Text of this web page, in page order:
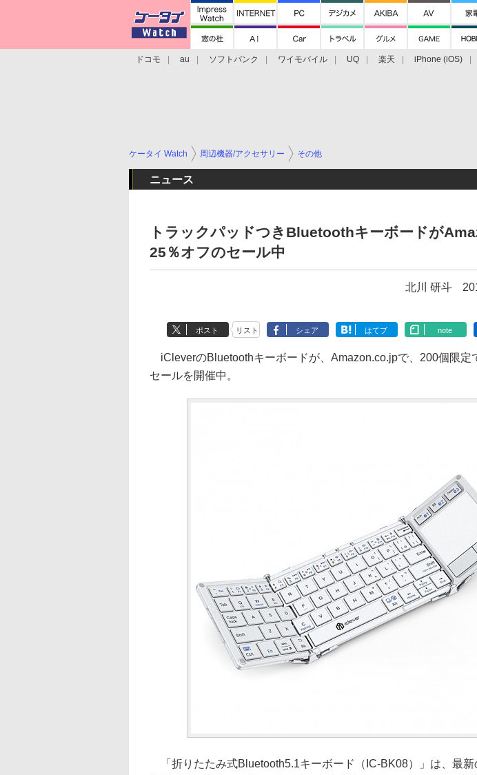
ドコモ au ソフトバンク ワイモバイル UQ 楽天 iPhone (iOS)
ケータイ Watch 周辺機器/アクセサリー その他
ニュース
トラックパッドつきBluetoothキーボードが
25％オフのセール中
北川 研斗
ポスト リスト シェア はてブ note
iCleverのBluetoothキーボードが、Amazon.co.jpで、200個限定
セールを開催中。
「折りたたみ式Bluetooth5.1キーボード（IC-BK08）」は、最新